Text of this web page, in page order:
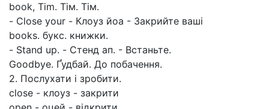
book, Tim. Тім. Тім.
- Close your - Клоуз йоа - Закрийте ваші
books. букс. книжки.
- Stand up. - Стенд aп. - Встаньте.
Goodbye. Ґудбай. До побачення.
2. Послухати і зробити.
close - клоуз - закрити